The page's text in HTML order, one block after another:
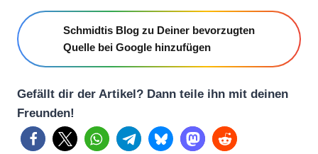
Schmidtis Blog zu Deiner bevorzugten
Quelle bei Google hinzufügen
Gefällt dir der Artikel? Dann teile ihn mit deinen
Freunden!